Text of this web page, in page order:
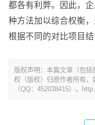
都各有利弊。因此，
种方法加以综合权衡
根据不同的对比项目
版权声明：本篇文章（包
权（版权）归原作者所有
（QQ：452038415）。